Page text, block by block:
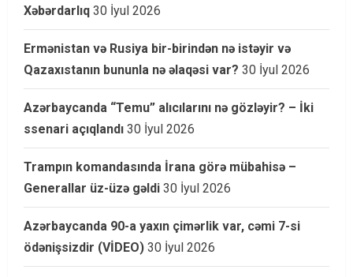
Xəbərdarlıq 30 İyul 2026
Ermənistan və Rusiya bir-birindən nə istəyir və
Qazaxıstanın bununla nə əlaqəsi var? 30 İyul 2026
Azərbaycanda “Temu” alıcılarını nə gözləyir? – İki
ssenari açıqlandı 30 İyul 2026
Trampın komandasında İrana görə mübahisə –
Generallar üz-üzə gəldi 30 İyul 2026
Azərbaycanda 90-a yaxın çimərlik var, cəmi 7-si
ödənişsizdir (VİDEO) 30 İyul 2026